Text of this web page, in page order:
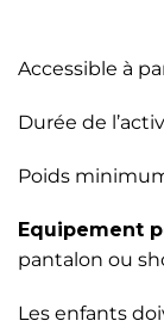
Accessible à
Durée de
Poids
Equipement
pantalon ou
Les enfants